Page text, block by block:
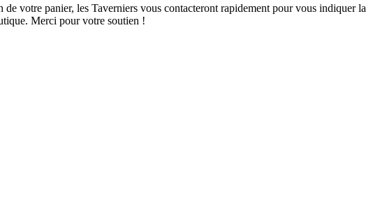
votre panier, les Taverniers vous contacteront rapidement pour vous indiquer la
Merci pour votre soutien !